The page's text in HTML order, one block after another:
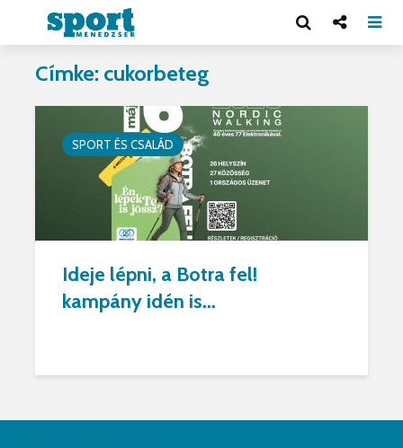
Címke: cukorbeteg
SPORT ÉS CSALÁD
Ideje lépni, a Botra fel!
kampány idén is...